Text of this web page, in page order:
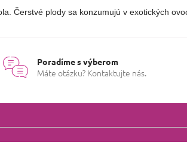
Čerstvé plody sa konzumujú v exotických
Poradíme s výberom
Máte otázku? Kontaktujte nás.